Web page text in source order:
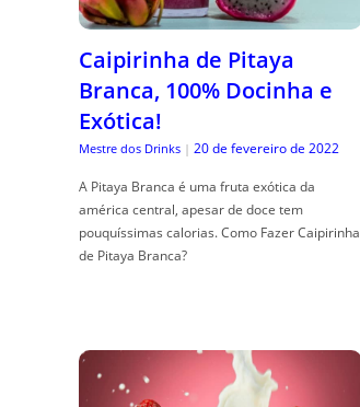
Caipirinha de Pitaya
Branca, 100% Docinha e
Exótica!
Mestre dos Drinks | 20 de fevereiro de 2022
A Pitaya Branca é uma fruta exótica da
américa central, apesar de doce tem
pouquíssimas calorias. Como Fazer Caipirinha
de Pitaya Branca?